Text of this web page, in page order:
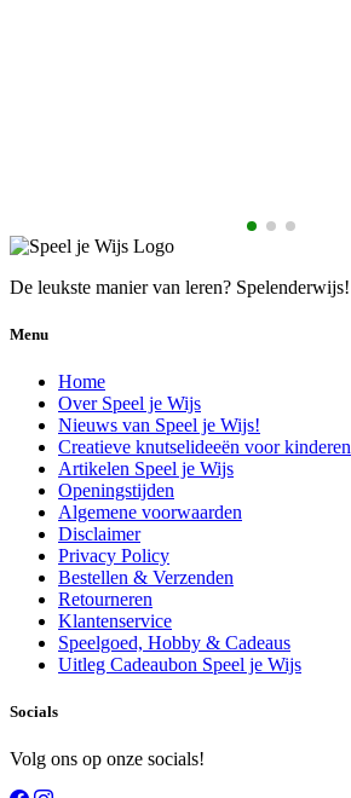
De leukste manier van leren? Spelenderwijs!
Menu
Home
Over Speel je Wijs
Nieuws van Speel je Wijs!
Creatieve knutselideeën voor kinderen
Artikelen Speel je Wijs
Openingstijden
Algemene voorwaarden
Disclaimer
Privacy Policy
Bestellen & Verzenden
Retourneren
Klantenservice
Speelgoed, Hobby & Cadeaus
Uitleg Cadeaubon Speel je Wijs
Socials
Volg ons op onze socials!